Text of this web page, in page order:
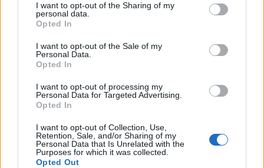
I want to opt-out of the Sharing of my
personal data.
Opted In
I want to opt-out of the Sale of my
Personal Data.
Opted In
I want to opt-out of processing my
Personal Data for Targeted Advertising.
Opted In
I want to opt-out of Collection, Use,
Retention, Sale, and/or Sharing of my
Personal Data that Is Unrelated with the
Purposes for which it was collected.
Opted Out
(υποχρεωτικού ή διευρυμένου) ωραρίου, με
πρόσθετη αμοιβή.
• Δίνεται η δυνατότητα σε όλους τους ιδιωτικούς
εκπαιδευτικούς να εργάζονται παράλληλα σε
εκπαίδευσης με πρόσθετη αμοιβή.
• Δίνεται η δυνατότητα στους ιδιωτικούς
εκπαιδευτικούς να εργάζονται με πρόσθετη
αμοιβή σε δραστηριότητες της σχολικής μονάδας
και κατά τη διάρκεια του καλοκαιριού (και όχι